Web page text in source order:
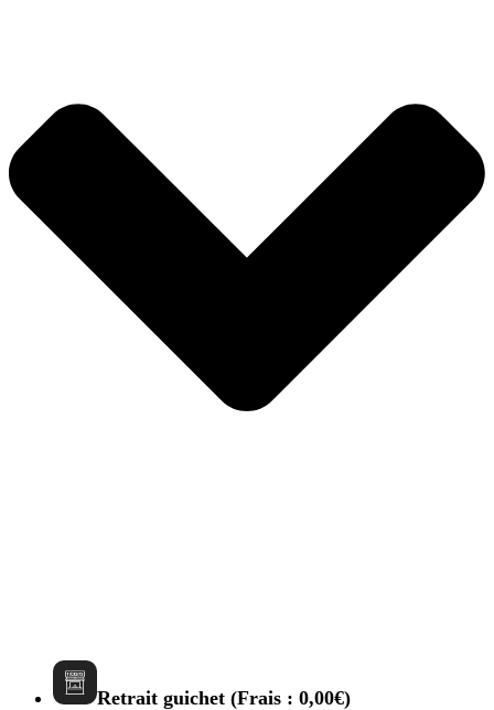
Retrait guichet (Frais : 0,00€)